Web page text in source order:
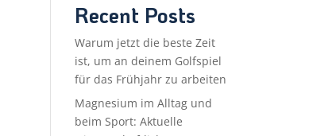
Recent Posts
Warum jetzt die beste Zeit
ist, um an deinem Golfspiel
für das Frühjahr zu arbeiten
Magnesium im Alltag und
beim Sport: Aktuelle